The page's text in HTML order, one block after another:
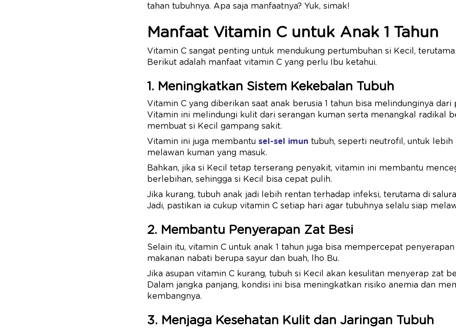
tahan tubuhnya. Apa saja manfaatnya? Yuk, simak!
Manfaat Vitamin C untuk Anak 1 Tahun
Vitamin C sangat penting untuk mendukung pertumbuhan si Kecil, terutama
Berikut adalah manfaat vitamin C yang perlu Ibu ketahui.
1. Meningkatkan Sistem Kekebalan Tubuh
Vitamin C yang diberikan saat anak berusia 1 tahun bisa melindunginya dari
Vitamin ini melindungi kulit dari serangan kuman serta menangkal radikal
membuat si Kecil gampang sakit.
Vitamin ini juga membantu sel-sel imun tubuh, seperti neutrofil, untuk lebih
melawan kuman yang masuk.
Bahkan, jika si Kecil tetap terserang penyakit, vitamin ini membantu
berlebihan, sehingga si Kecil bisa cepat pulih.
Jika kurang, tubuh anak jadi lebih rentan terhadap infeksi, terutama di
Jadi, pastikan ia cukup vitamin C setiap hari agar tubuhnya selalu siap
2. Membantu Penyerapan Zat Besi
Selain itu, vitamin C untuk anak 1 tahun juga bisa mempercepat
makanan nabati berupa sayur dan buah, lho Bu.
Jika asupan vitamin C kurang, tubuh si Kecil akan kesulitan menyerap zat
Dalam jangka panjang, kondisi ini bisa meningkatkan risiko anemia dan
kembangnya.
3. Menjaga Kesehatan Kulit dan Jaringan Tubuh